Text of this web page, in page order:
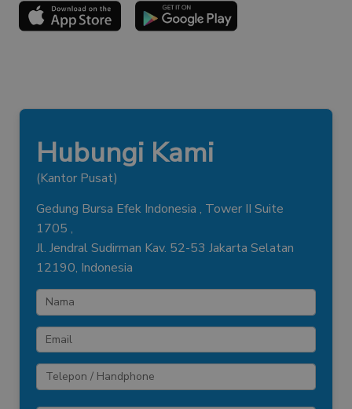
Hubungi Kami
(Kantor Pusat)
Gedung Bursa Efek Indonesia , Tower II Suite
1705 ,
Jl. Jendral Sudirman Kav. 52-53 Jakarta Selatan
12190, Indonesia